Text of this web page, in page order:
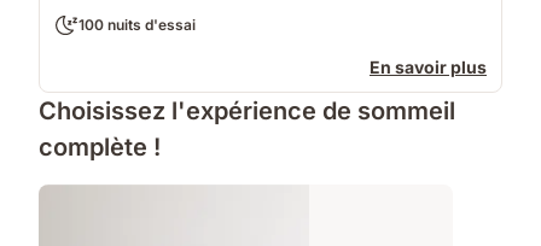
100 nuits d'essai
En savoir plus
Choisissez l'expérience de sommeil
complète !